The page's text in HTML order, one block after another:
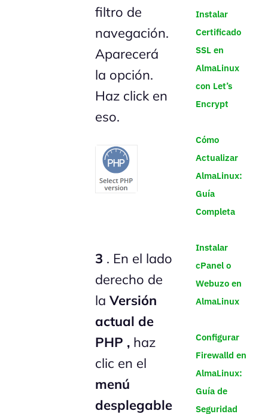
filtro de
navegación.
Aparecerá
la opción.
Haz click en
eso.
3 . En el lado
derecho de
laVersión
actual de
PHP , haz
clic en el
menú
desplegable
Instalar
Certificado
SSL en
AlmaLinux
con Let’s
Encrypt
Cómo
Actualizar
AlmaLinux:
Guía
Completa
Instalar
cPanel o
Webuzo en
AlmaLinux
Configurar
Firewalld en
AlmaLinux:
Guía de
Seguridad